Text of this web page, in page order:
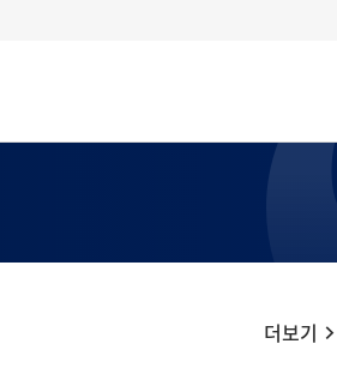
정
더보기